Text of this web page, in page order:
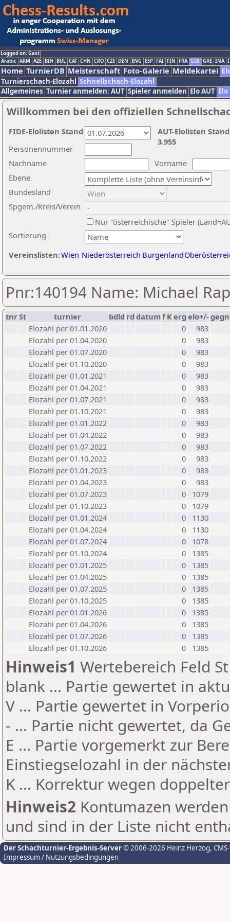
Logged on: Gast
Arabic ARM AZE BIH BUL CAT CHN CRO CZE DEN ENG ESP FAI FIN FRA GER GRE INA
Home TurnierDB Meisterschaft Foto-Galerie Meldekartei
Turnierschach-Elozahl Schnellschach-Elozahl
Allgemeines Turnier anmelden: AUT Spieler anmelden Elo AUT
Willkommen bei den offiziellen
Nachname
Vorname
Ebene
Sortierung
Personennummer
Bundesland
Spgem./Kreis/Verein
Nur "österreichische" Spieler
Vereinslisten:Wien Niederösterreich Burgenland
AUT-Elolisten
3.955
FIDE-Elolisten Stand
Pnr:140194 Name: Michael
tnrSt turnier bdld rd datumf Kerg elo+/-
Elozahl per 01.01.2020
0
983
Elozahl per 01.04.2020
0
983
Elozahl per 01.07.2020
0
983
Elozahl per 01.10.2020
0
983
Elozahl per 01.01.2021
0
983
Elozahl per 01.04.2021
0
983
Elozahl per 01.07.2021
0
983
Elozahl per 01.10.2021
0
983
Elozahl per 01.01.2022
0
983
Elozahl per 01.04.2022
0
983
Elozahl per 01.07.2022
0
983
Elozahl per 01.10.2022
0
983
Elozahl per 01.01.2023
0
983
Elozahl per 01.04.2023
0
983
Elozahl per 01.07.2023
0
1079
Elozahl per 01.10.2023
0
1079
Elozahl per 01.01.2024
0
1130
Elozahl per 01.04.2024
0
1130
Elozahl per 01.07.2024
0
1078
Elozahl per 01.10.2024
0
1385
Elozahl per 01.01.2025
0
1385
Elozahl per 01.04.2025
0
1385
Elozahl per 01.07.2025
0
1385
Elozahl per 01.10.2025
0
1385
Elozahl per 01.01.2026
0
1385
Elozahl per 01.04.2026
0
1385
Elozahl per 01.07.2026
0
1385
Elozahl per 01.10.2026
0 1385
Hinweis1 Wertebereich Feld
blank ... Partie gewertet in
V ... Partie gewertet in
- ... Partie nicht gewertet, da
E ... Partie vorgemerkt zur
Einstiegselozahl in der
K ... Korrektur wegen
Hinweis2 Kontumazen
und sind in der Liste nicht
Der Schachturnier-Ergebnis-Server© 2006-2026 Heinz Herzog,
Impressum / Nutzungsbedingungen